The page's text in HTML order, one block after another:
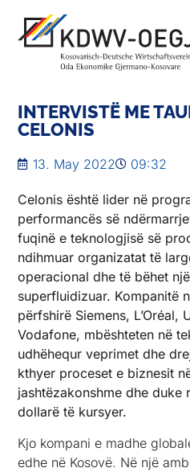
INTERVISTË ME
CELONIS
13. May 2022 09:32
Celonis është lider në
performancës së
fuqinë e teknologjisë së
ndihmuar organizatat të
operacional dhe të bëhet
superfluidizuar. Kompanitë
përfshirë Siemens, L’Oréal,
Vodafone, mbështeten në
udhëhequr veprimet dhe
kthyer proceset e biznesit
jashtëzakonshme dhe duke
dollarë të kursyer.
Kjo kompani e madhe
edhe në Kosovë. Në një